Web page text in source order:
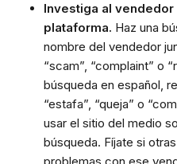
Investiga al vendedor
plataforma. Haz una
nombre del vendedor
“scam”, “complaint” o
búsqueda en español,
“estafa”, “queja” o
usar el sitio del medio
búsqueda. Fíjate si